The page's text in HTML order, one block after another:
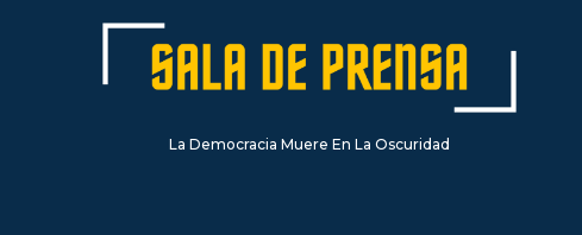
La Democracia Muere En La Oscuridad